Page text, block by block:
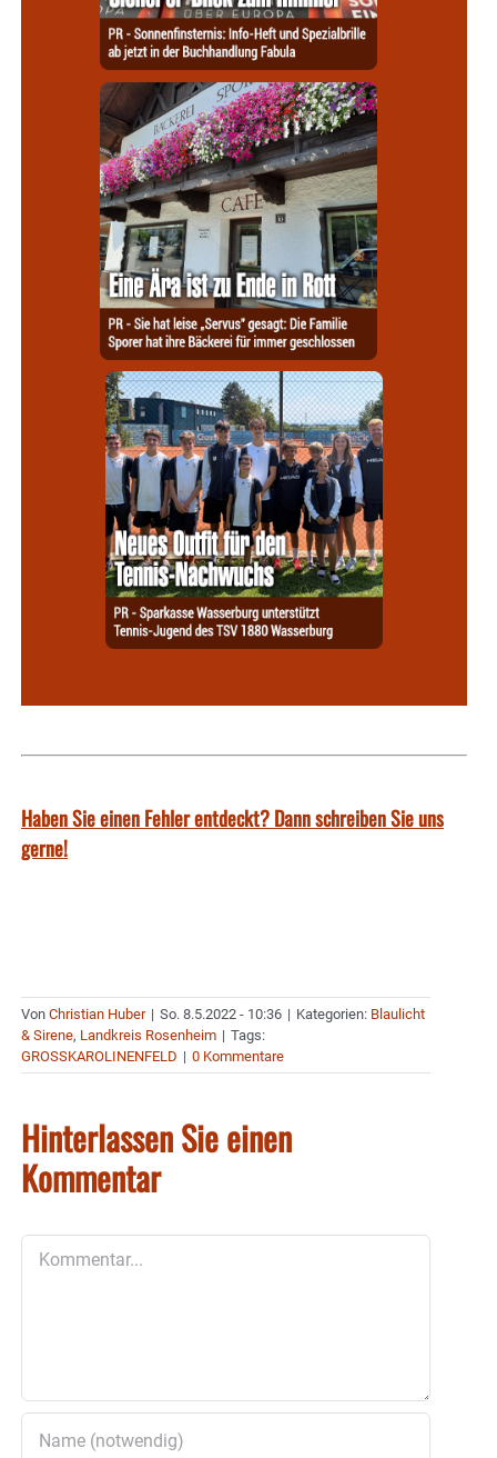
Haben Sie einen Fehler entdeckt? Dann schreiben Sie uns
gerne!
Von Christian Huber | So. 8.5.2022 - 10:36 | Kategorien: Blaulicht
& Sirene, Landkreis Rosenheim | Tags:
GROSSKAROLINENFELD | 0 Kommentare
Hinterlassen Sie einen
Kommentar